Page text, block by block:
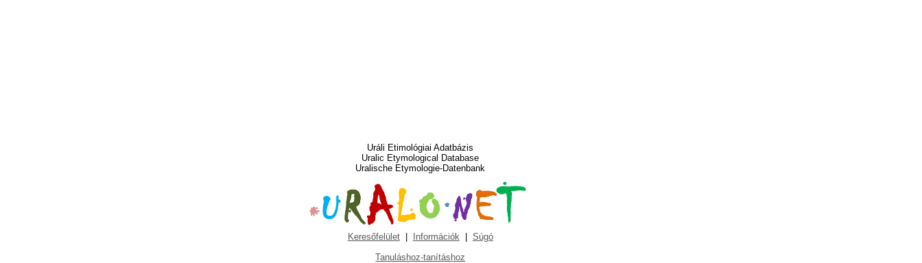
Uráli Etimológiai Adatbázis
Uralic Etymological Database
Uralische Etymologie-Datenbank
Keresőfelület| Információk| Súgó
Tanuláshoz-tanításhoz